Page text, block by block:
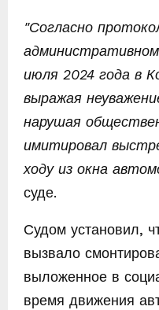
"Согласно
июля 2024 года в
выражая
нарушая
имитировал
ходу из окна
суде.
Судом установил,
вызвало
выложенное в
время движения